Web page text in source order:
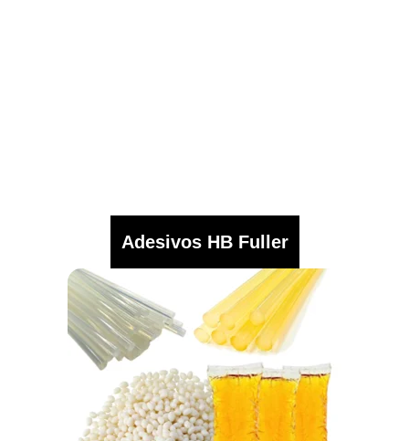
Adesivos HB Fuller